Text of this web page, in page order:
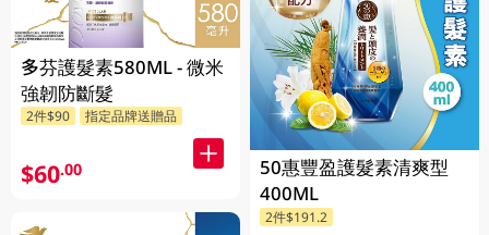
多芬護髮素580ML - 微米
強韌防斷髮
2件$90 指定品牌送贈品
$60.00
50惠豐盈護髮素清爽型
400ML
2件$191.2